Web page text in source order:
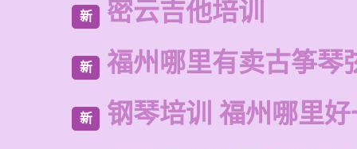
新 密云吉他培训
新 福州哪里有卖古筝琴
新 钢琴培训 福州哪里